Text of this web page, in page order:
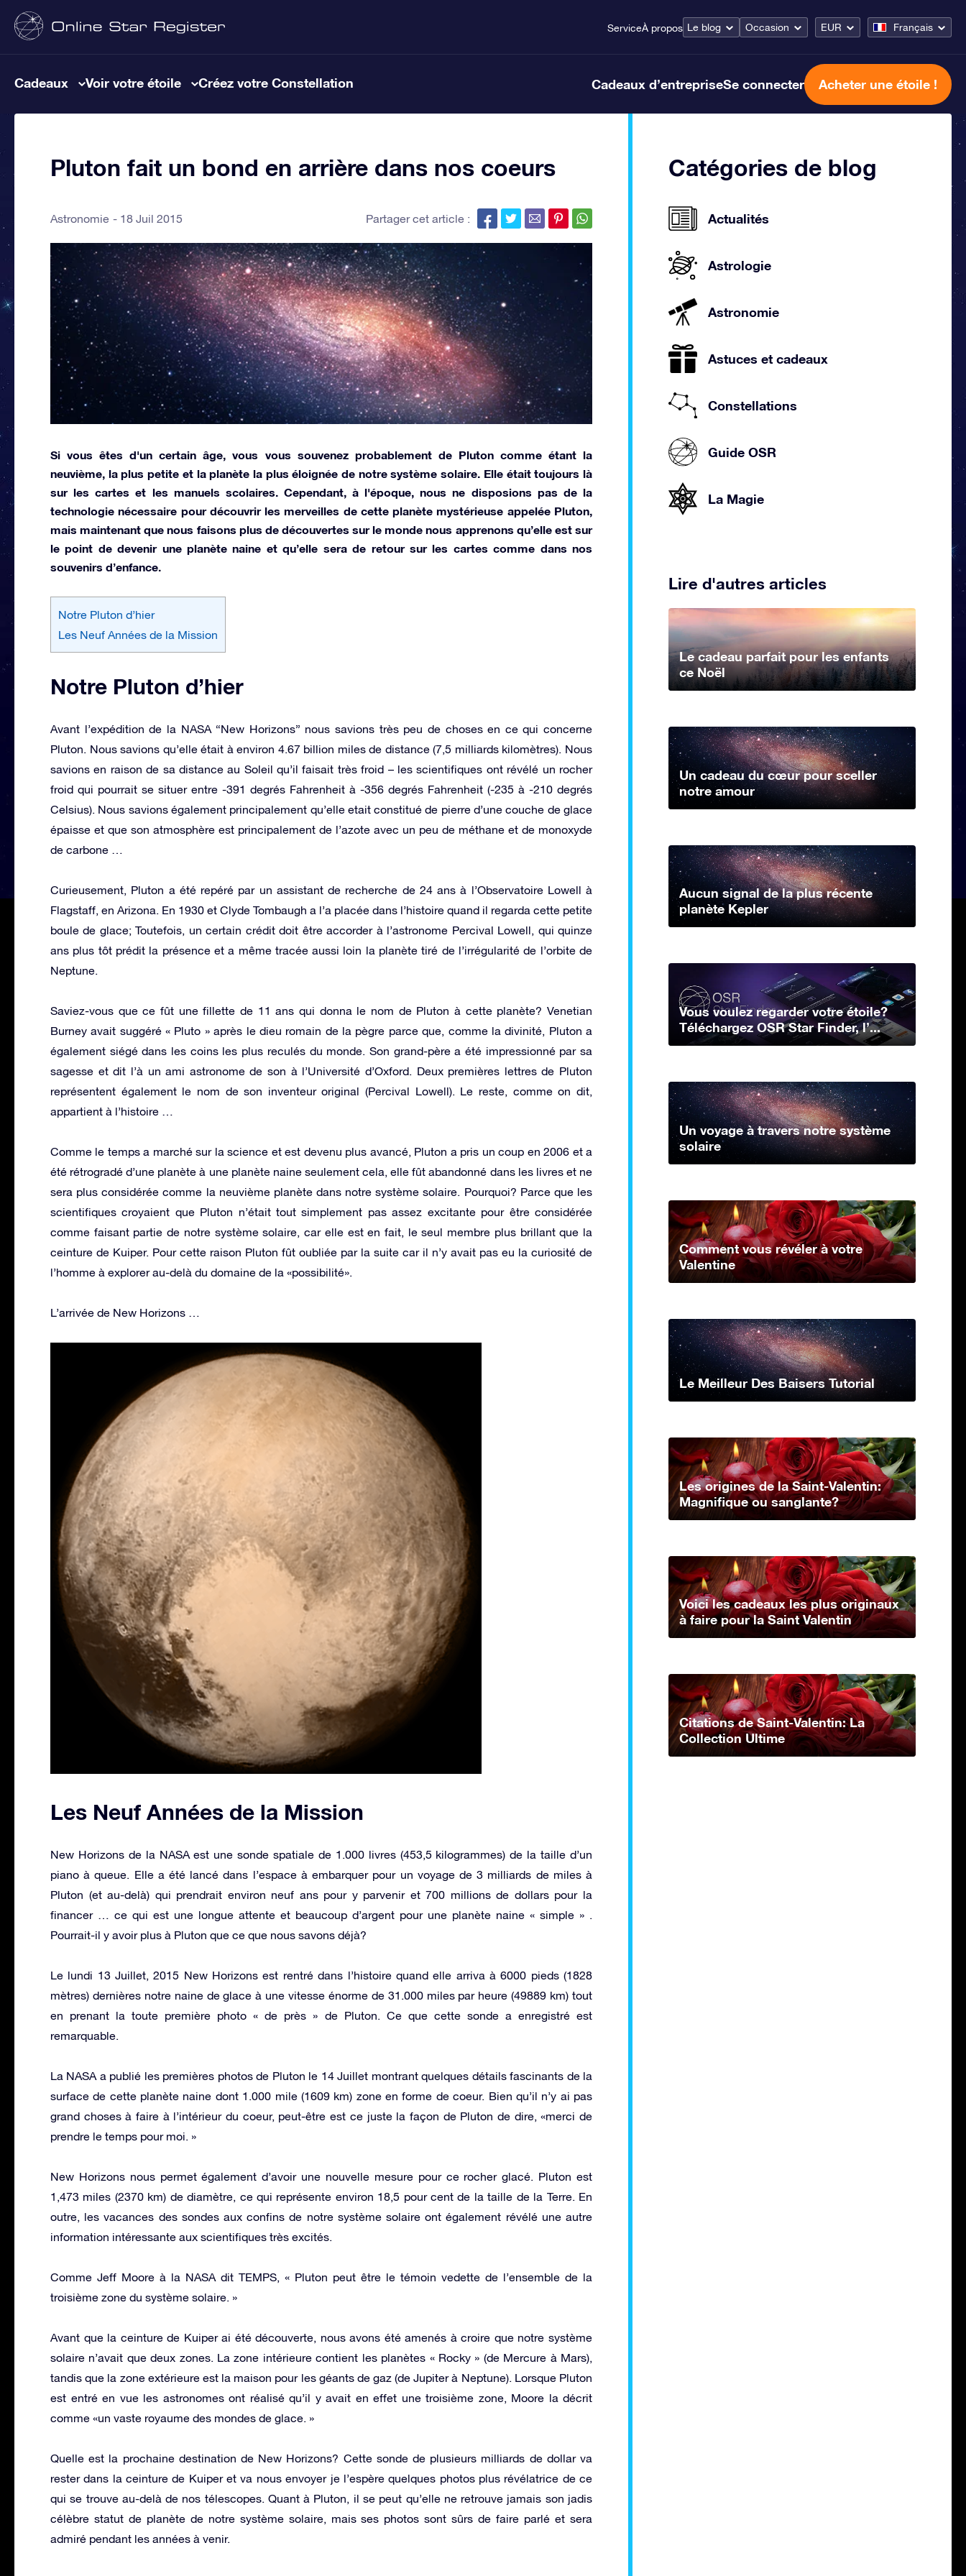
ServiceÀ propos Le blog Occasion EUR Français
Cadeaux Voir votre étoile Créez votre Constellation Cadeaux d’entrepriseSe connecter Acheter une étoile !
Pluton fait un bond en arrière dans nos coeurs
Astronomie 18 Juil 2015 Partager cet article :
Si vous êtes d'un certain âge, vous vous souvenez probablement de Pluton comme étant la
neuvième, la plus petite et la planète la plus éloignée de notre système solaire. Elle était toujours là
sur les cartes et les manuels scolaires. Cependant, à l'époque, nous ne disposions pas de la
technologie nécessaire pour découvrir les merveilles de cette planète mystérieuse appelée Pluton,
mais maintenant que nous faisons plus de découvertes sur le monde nous apprenons qu’elle est sur
le point de devenir une planète naine et qu’elle sera de retour sur les cartes comme dans nos
souvenirs d’enfance.
Notre Pluton d’hier
Les Neuf Années de la Mission
Notre Pluton d’hier
Avant l’expédition de la NASA “New Horizons” nous savions très peu de choses en ce qui concerne
Pluton. Nous savions qu’elle était à environ 4.67 billion miles de distance (7,5 milliards kilomètres). Nous
savions en raison de sa distance au Soleil qu’il faisait très froid – les scientifiques ont révélé un rocher
froid qui pourrait se situer entre -391 degrés Fahrenheit à -356 degrés Fahrenheit (-235 à -210 degrés
Celsius). Nous savions également principalement qu’elle etait constitué de pierre d’une couche de glace
épaisse et que son atmosphère est principalement de l’azote avec un peu de méthane et de monoxyde
de carbone …
Curieusement, Pluton a été repéré par un assistant de recherche de 24 ans à l’Observatoire Lowell à
Flagstaff, en Arizona. En 1930 et Clyde Tombaugh a l’a placée dans l’histoire quand il regarda cette petite
boule de glace; Toutefois, un certain crédit doit être accorder à l’astronome Percival Lowell, qui quinze
ans plus tôt prédit la présence et a même tracée aussi loin la planète tiré de l’irrégularité de l’orbite de
Neptune.
Saviez-vous que ce fût une fillette de 11 ans qui donna le nom de Pluton à cette planète? Venetian
Burney avait suggéré « Pluto » après le dieu romain de la pègre parce que, comme la divinité, Pluton a
également siégé dans les coins les plus reculés du monde. Son grand-père a été impressionné par sa
sagesse et dit l’à un ami astronome de son à l’Université d’Oxford. Deux premières lettres de Pluton
représentent également le nom de son inventeur original (Percival Lowell). Le reste, comme on dit,
appartient à l’histoire …
Comme le temps a marché sur la science et est devenu plus avancé, Pluton a pris un coup en 2006 et a
été rétrogradé d’une planète à une planète naine seulement cela, elle fût abandonné dans les livres et ne
sera plus considérée comme la neuvième planète dans notre système solaire. Pourquoi? Parce que les
scientifiques croyaient que Pluton n’était tout simplement pas assez excitante pour être considérée
comme faisant partie de notre système solaire, car elle est en fait, le seul membre plus brillant que la
ceinture de Kuiper. Pour cette raison Pluton fût oubliée par la suite car il n’y avait pas eu la curiosité de
l’homme à explorer au-delà du domaine de la «possibilité».
L’arrivée de New Horizons …
Les Neuf Années de la Mission
New Horizons de la NASA est une sonde spatiale de 1.000 livres (453,5 kilogrammes) de la taille d’un
piano à queue. Elle a été lancé dans l’espace à embarquer pour un voyage de 3 milliards de miles à
Pluton (et au-delà) qui prendrait environ neuf ans pour y parvenir et 700 millions de dollars pour la
financer … ce qui est une longue attente et beaucoup d’argent pour une planète naine « simple » .
Pourrait-il y avoir plus à Pluton que ce que nous savons déjà?
Le lundi 13 Juillet, 2015 New Horizons est rentré dans l’histoire quand elle arriva à 6000 pieds (1828
mètres) dernières notre naine de glace à une vitesse énorme de 31.000 miles par heure (49889 km) tout
en prenant la toute première photo « de près » de Pluton. Ce que cette sonde a enregistré est
remarquable.
La NASA a publié les premières photos de Pluton le 14 Juillet montrant quelques détails fascinants de la
surface de cette planète naine dont 1.000 mile (1609 km) zone en forme de coeur. Bien qu’il n’y ai pas
grand choses à faire à l’intérieur du coeur, peut-être est ce juste la façon de Pluton de dire, «merci de
prendre le temps pour moi. »
New Horizons nous permet également d’avoir une nouvelle mesure pour ce rocher glacé. Pluton est
1,473 miles (2370 km) de diamètre, ce qui représente environ 18,5 pour cent de la taille de la Terre. En
outre, les vacances des sondes aux confins de notre système solaire ont également révélé une autre
information intéressante aux scientifiques très excités.
Comme Jeff Moore à la NASA dit TEMPS, « Pluton peut être le témoin vedette de l’ensemble de la
troisième zone du système solaire. »
Avant que la ceinture de Kuiper ai été découverte, nous avons été amenés à croire que notre système
solaire n’avait que deux zones. La zone intérieure contient les planètes « Rocky » (de Mercure à Mars),
tandis que la zone extérieure est la maison pour les géants de gaz (de Jupiter à Neptune). Lorsque Pluton
est entré en vue les astronomes ont réalisé qu’il y avait en effet une troisième zone, Moore la décrit
comme «un vaste royaume des mondes de glace. »
Quelle est la prochaine destination de New Horizons? Cette sonde de plusieurs milliards de dollar va
rester dans la ceinture de Kuiper et va nous envoyer je l’espère quelques photos plus révélatrice de ce
qui se trouve au-delà de nos télescopes. Quant à Pluton, il se peut qu’elle ne retrouve jamais son jadis
célèbre statut de planète de notre système solaire, mais ses photos sont sûrs de faire parlé et sera
admiré pendant les années à venir.
Catégories de blog
Actualités
Astrologie
Astronomie
Astuces et cadeaux
Constellations
Guide OSR
La Magie
Lire d'autres articles
Le cadeau parfait pour les enfants
ce Noël
Un cadeau du cœur pour sceller
notre amour
Aucun signal de la plus récente
planète Kepler
Vous voulez regarder votre étoile?
Téléchargez OSR Star Finder, l’...
Un voyage à travers notre système
solaire
Comment vous révéler à votre
Valentine
Le Meilleur Des Baisers Tutorial
Les origines de la Saint-Valentin:
Magnifique ou sanglante?
Voici les cadeaux les plus originaux
à faire pour la Saint Valentin
Citations de Saint-Valentin: La
Collection Ultime